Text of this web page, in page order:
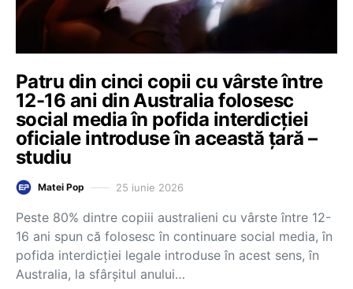
Patru din cinci copii cu vârste între
12-16 ani din Australia folosesc
social media în pofida interdicției
oficiale introduse în această țară –
studiu
Matei Pop 25 iunie 2026
Peste 80% dintre copiii australieni cu vârste între 12-
16 ani spun că folosesc în continuare social media, în
pofida interdicției legale introduse în acest sens, în
Australia, la sfârșitul anului…